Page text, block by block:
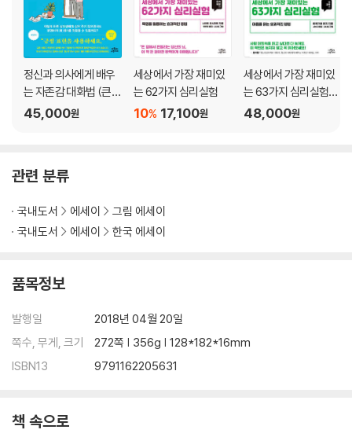
괜히 봤어…
불광동 Y님의 사연
감싼 마음
마음이 마음을 아는 일
나를 읽어줘
상상
끝
슬픔 앞의 슬픔
엄마의 모든 것이 궁금했던 그 시절
나는 여전히 엄마가 궁금한데
엄마에게
눈물은 어디에서 올까
소원을 말해봐!
어느덧
정신과 의사에게 배우
는 자존감 대화법 (큰글
자도서)
45,000원
세상에서 가장 재미있
는 62가지 심리실험
17,100원
10%
세상에서 가장 재미있
는 63가지 심리실험
(큰글자도서)
48,000원
관련 분류
국내도서 에세이
그림 에세이
국내도서
에세이 한국 에세이
품목정보
발행일
2018년 04월 20일
쪽수, 무게, 크기
272쪽 | 356g | 128*182*16mm
ISBN13
9791162205631
책 속으로